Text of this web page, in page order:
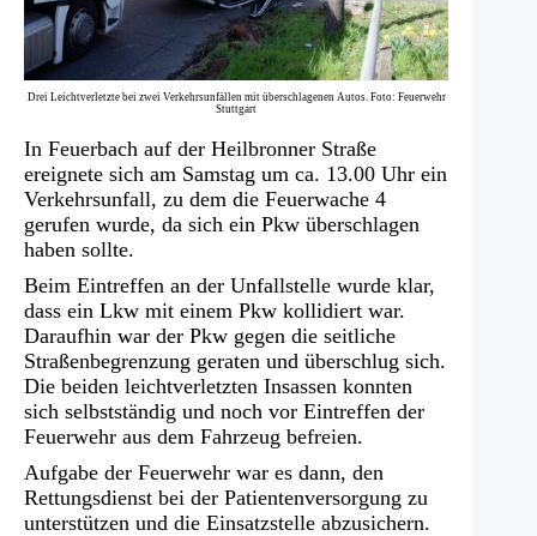
Drei Leichtverletzte bei zwei Verkehrsunfällen mit überschlagenen Autos. Foto: Feuerwehr
Stuttgart
In Feuerbach auf der Heilbronner Straße
ereignete sich am Samstag um ca. 13.00 Uhr ein
Verkehrsunfall, zu dem die Feuerwache 4
gerufen wurde, da sich ein Pkw überschlagen
haben sollte.
Beim Eintreffen an der Unfallstelle wurde klar,
dass ein Lkw mit einem Pkw kollidiert war.
Daraufhin war der Pkw gegen die seitliche
Straßenbegrenzung geraten und überschlug sich.
Die beiden leichtverletzten Insassen konnten
sich selbstständig und noch vor Eintreffen der
Feuerwehr aus dem Fahrzeug befreien.
Aufgabe der Feuerwehr war es dann, den
Rettungsdienst bei der Patientenversorgung zu
unterstützen und die Einsatzstelle abzusichern.